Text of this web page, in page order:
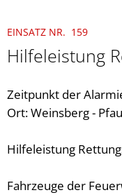
EINSATZ NR. 159
Hilfeleistung
Zeitpunkt der
Ort: Weinsberg -
Hilfeleistung
Fahrzeuge der